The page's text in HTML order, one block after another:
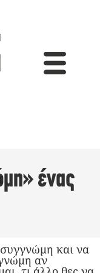
ένας
και να
αν